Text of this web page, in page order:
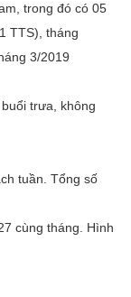
trong đó có 05
TTS), tháng
3/2019
buổi trưa, không
tuần. Tổng số
cùng tháng. Hình